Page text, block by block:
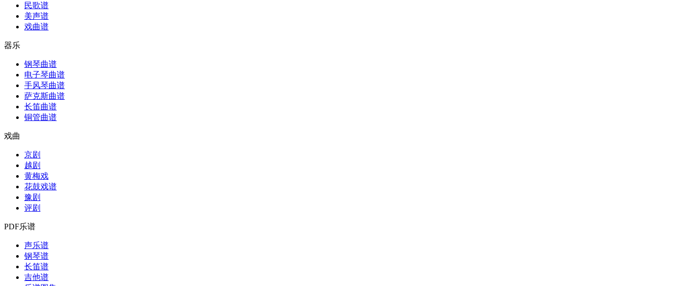
民歌谱
美声谱
戏曲谱
器乐
钢琴曲谱
电子琴曲谱
手风琴曲谱
萨克斯曲谱
长笛曲谱
铜管曲谱
戏曲
京剧
越剧
黄梅戏
花鼓戏谱
豫剧
评剧
PDF乐谱
声乐谱
钢琴谱
长笛谱
吉他谱